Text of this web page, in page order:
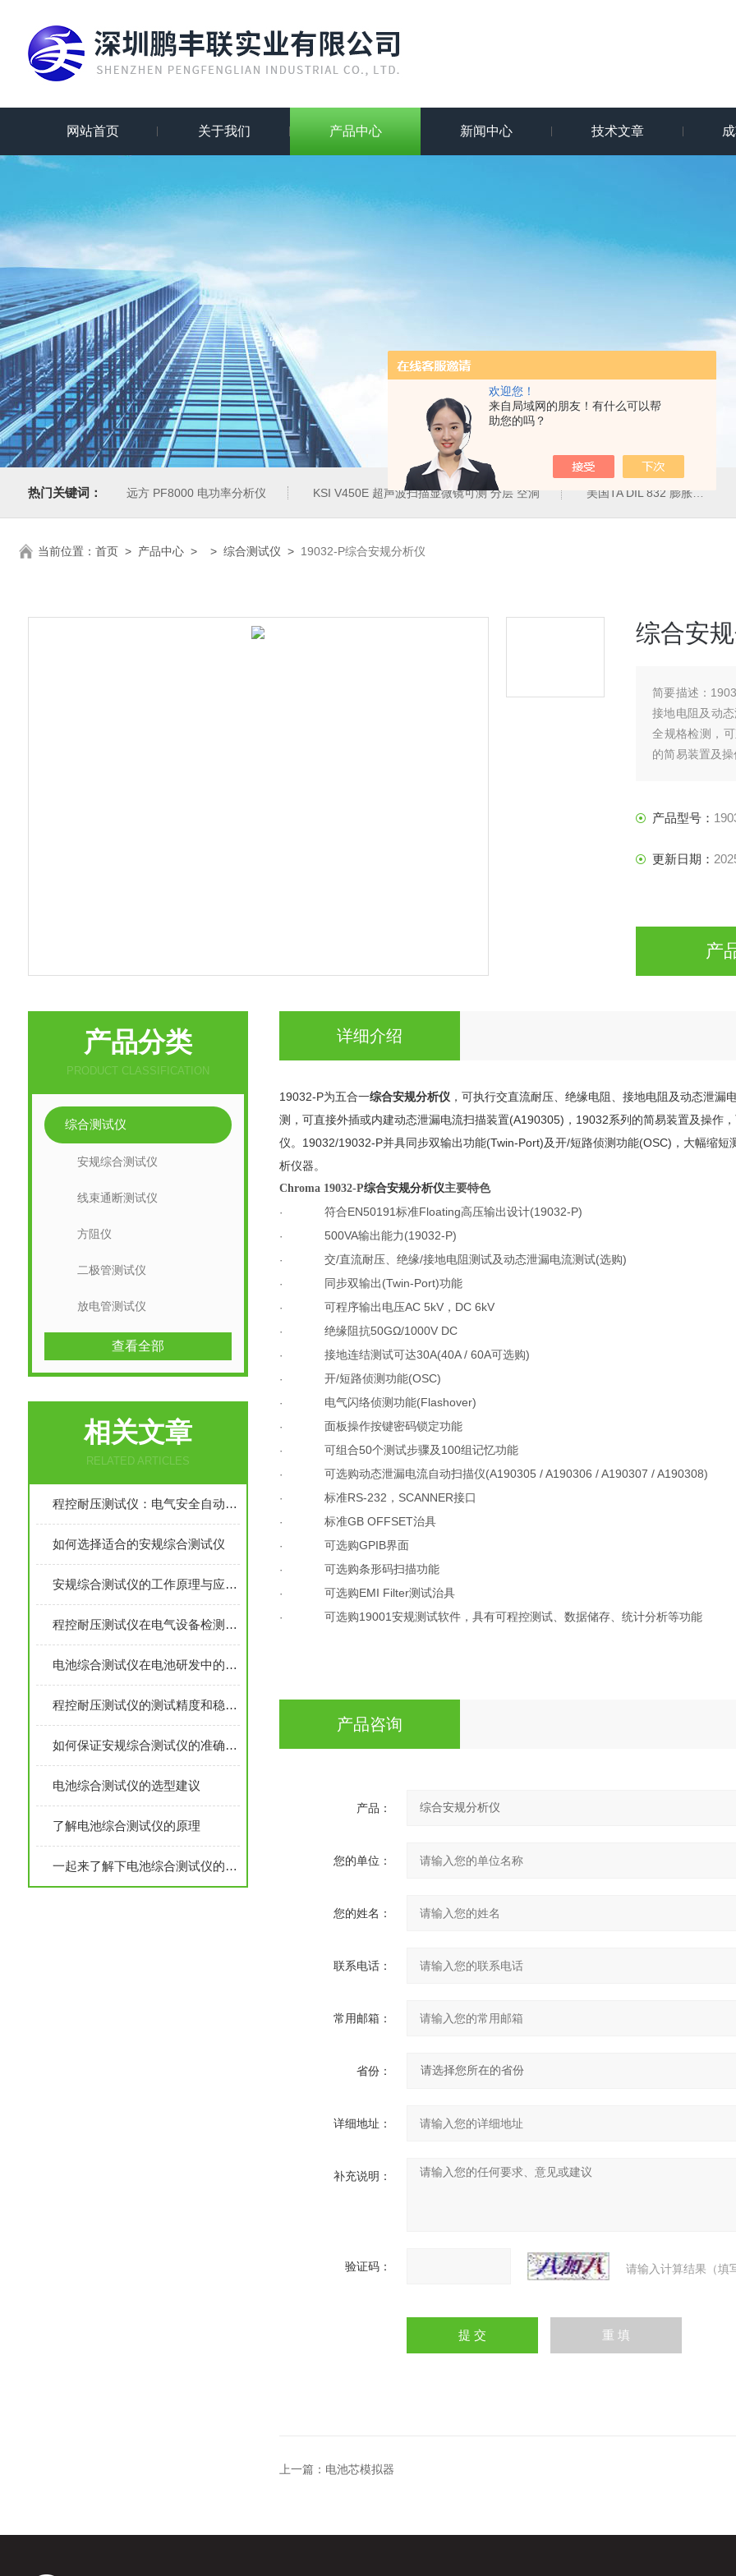
欢迎您！
来自局域网的朋友！有什么可以帮
助您的吗？
网站首页 关于我们 产品中心 新闻中心 技术文章
热门关键词： 远方 PF8000 电功率分析仪 KSI V450E 超声波扫描显微镜可测 分层 空洞 美国TA DIL 832 膨胀仪
当前位置： 首页 > 产品中心 > > 综合测试仪 > 19032-P综合安规分析仪
综合安
简要描述：
接地电阻及动
全规格检测，
的简易装置及
产品型号：
更新日期：
产
产品分类
PRODUCT CLASSIFICATION
综合测试仪
安规综合测试仪
线束通断测试仪
方阻仪
二极管测试仪
放电管测试仪
查看全部
相关文章
RELATED ARTICLES
程控耐压测试仪：电气安全自动化检测核心设备
如何选择适合的安规综合测试仪
安规综合测试仪的工作原理与应用分析
程控耐压测试仪在电气设备检测中的作用
电池综合测试仪在电池研发中的作用
程控耐压测试仪的测试精度和稳定性是如何保证的？
如何保证安规综合测试仪的准确性和可靠性？
电池综合测试仪的选型建议
了解电池综合测试仪的原理
一起来了解下电池综合测试仪的功能
详细介绍
19032-P为五合一综合安规分析仪 ，可执行交直流耐压、绝缘电阻、接地电阻及动态泄漏
测，可直接外插或内建动态泄漏电流扫描装置(A190305) ， 19032系列的简易装置及操作
仪。 19032/19032-P并具同步双输出功能(Twin-Port)及开/短路侦测功能(OSC) ，大幅缩短
析仪器。
Chroma 19032-P综合安规分析仪主要特色
·
符合EN50191标准Floating高压输出设计(19032-P)
· 500VA输出能力(19032-P)
· 交/直流耐压、绝缘/接地电阻测试及动态泄漏电流测试(选购)
· 同步双输出(Twin-Port)功能
· 可程序输出电压AC 5kV ， DC 6kV
· 绝缘阻抗50GΩ/1000V DC
· 接地连结测试可达30A(40A / 60A可选购)
· 开/短路侦测功能(OSC)
· 电气闪络侦测功能(Flashover)
· 面板操作按键密码锁定功能
· 可组合50个测试步骤及100组记忆功能
· 可选购动态泄漏电流自动扫描仪(A190305 / A190306 / A190307 / A190308)
· 标准RS-232 ， SCANNER接口
· 标准GB OFFSET治具
· 可选购GPIB界面
· 可选购条形码扫描功能
· 可选购EMI Filter测试治具
· 可选购19001安规测试软件，具有可程控测试、数据储存、统计分析等功能
产品咨询
产品：
您的单位：
您的姓名：
联系电话：
常用邮箱：
省份：
详细地址：
补充说明：
验证码： 请输入计算结果（填
上一篇： 电池芯模拟器